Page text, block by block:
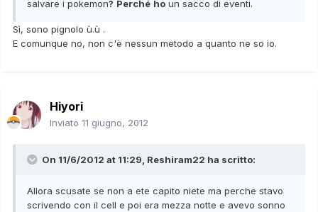
salvare i pokemon? Perché ho un sacco di eventi.
Sì, sono pignolo ù.ù .
E comunque no, non c'è nessun metodo a quanto ne so io.
Hiyori
Inviato 11 giugno, 2012
On 11/6/2012 at 11:29, Reshiram22 ha scritto:
Allora scusate se non a ete capito niete ma perche stavo
scrivendo con il cell e poi era mezza notte e avevo sonno